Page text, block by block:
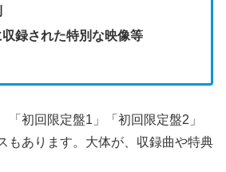
録された特別な映像等
「初回限定盤1」「初回限定盤2」
もあります。大体が、収録曲や特典